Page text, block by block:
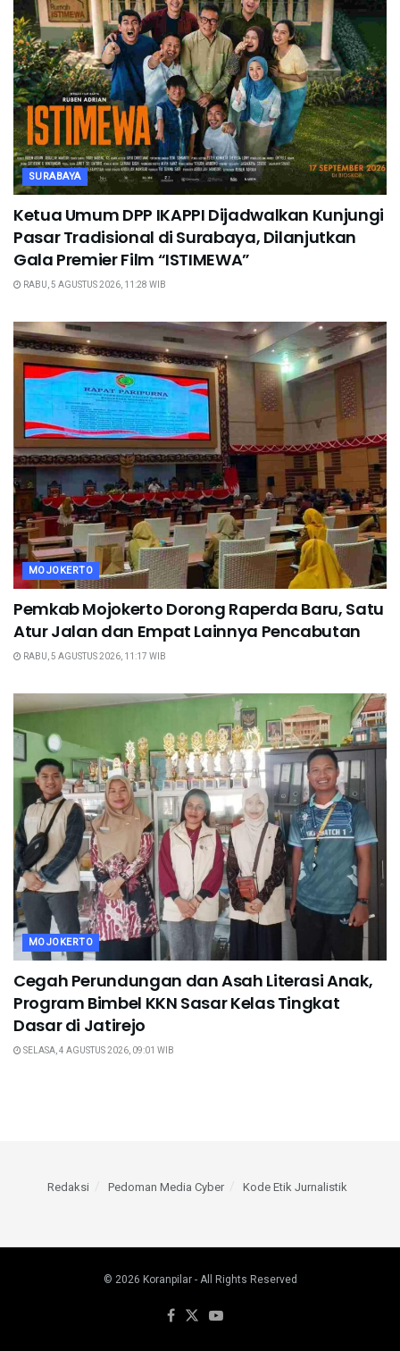
SURABAYA
Ketua Umum DPP IKAPPI Dijadwalkan Kunjungi
Pasar Tradisional di Surabaya, Dilanjutkan
Gala Premier Film “ISTIMEWA”
RABU, 5 AGUSTUS 2026, 11:28 WIB
MOJOKERTO
Pemkab Mojokerto Dorong Raperda Baru, Satu
Atur Jalan dan Empat Lainnya Pencabutan
RABU, 5 AGUSTUS 2026, 11:17 WIB
MOJOKERTO
Cegah Perundungan dan Asah Literasi Anak,
Program Bimbel KKN Sasar Kelas Tingkat
Dasar di Jatirejo
SELASA, 4 AGUSTUS 2026, 09:01 WIB
Redaksi Pedoman Media Cyber Kode Etik Jurnalistik
© 2026 Koranpilar- All Rights Reserved